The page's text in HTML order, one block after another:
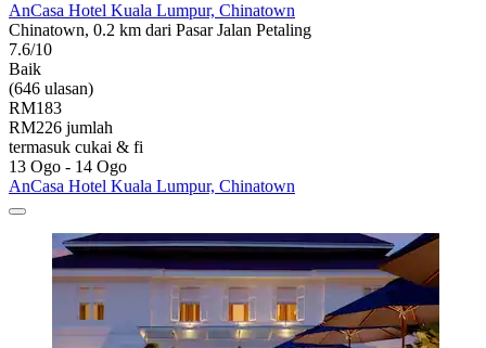
AnCasa Hotel Kuala Lumpur, Chinatown
Chinatown, 0.2 km dari Pasar Jalan Petaling
7.6/10
Baik
(646 ulasan)
RM183
RM226 jumlah
termasuk cukai & fi
13 Ogo - 14 Ogo
AnCasa Hotel Kuala Lumpur, Chinatown